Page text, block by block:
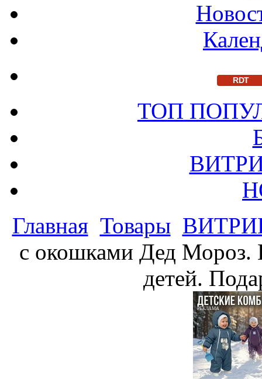
RDT
ТОП
Главная Товары
с окошками Дед Мороз.
детей.
РЕКЛАМА